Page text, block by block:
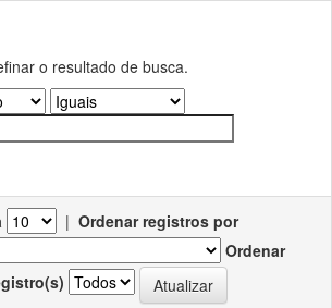
o resultado de busca.
| Ordenar registros por
Ordenar